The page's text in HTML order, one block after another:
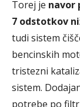
Torej je navor
7 odstotkov
tudi sistem
bencinskih
tristezni
sistem.
potrebe po